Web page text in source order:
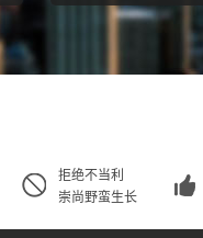
拒绝不当利
崇尚野蛮生长